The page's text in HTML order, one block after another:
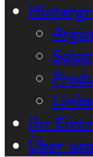
Links
Ihr
Über